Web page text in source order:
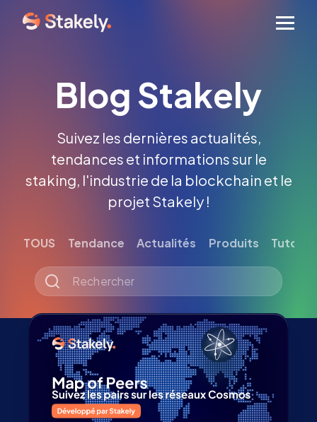
Blog Stakely
Suivez les dernières actualités,
tendances et informations sur le
staking, l'industrie de la blockchain et le
projet Stakely !
TOUS Tendance Actualités Produits Tutoriel